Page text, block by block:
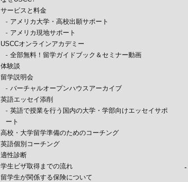
サービスと料金
アメリカ大学・高校出願サポート
アメリカ現地サポート
USCCオンラインアカデミー
全部無料！留学ガイドブック＆セミナー動画
体験談
留学説明会
バーチャルオープンハウスアーカイブ
英語エッセイ添削
英語で授業を行う国内の大学・学部向けエッセイサポ
ート
高校・大学留学準備のためのコーチング
英語個別コーチング
適性診断
学生ビザ取得までの流れ
留学生が関係する保険について